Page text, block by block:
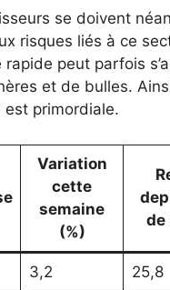
se doivent
risques liés à ce
rapide peut parfois
et de bulles.
est primordiale.
Variation
cette
semaine
(%)
de
3,2 25,8